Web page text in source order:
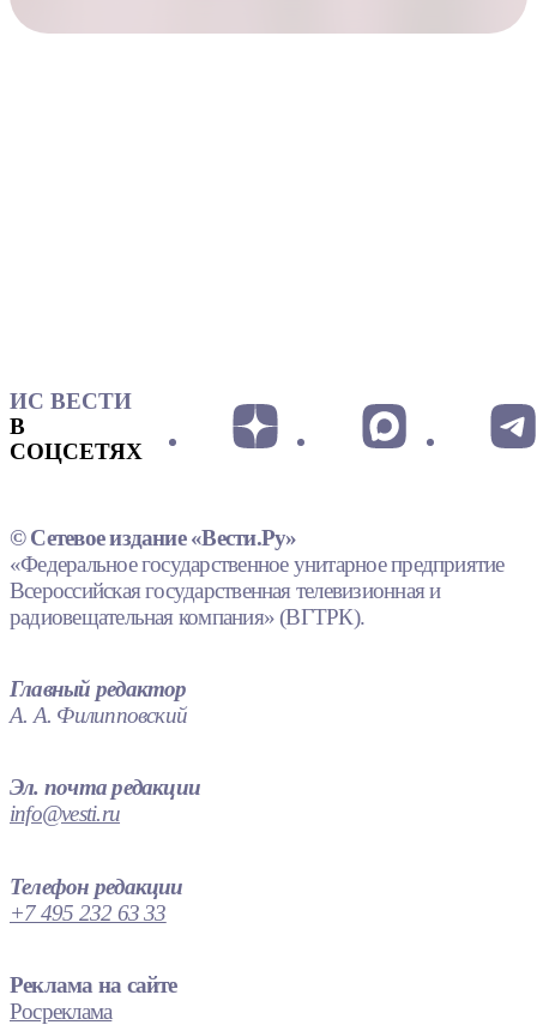
ИС ВЕСТИ
В
СОЦСЕТЯХ
© Сетевое издание «Вести.Ру»
«Федеральное государственное унитарное предприятие
Всероссийская государственная телевизионная и
радиовещательная компания» (ВГТРК).
Главный редактор
А. А. Филипповский
Эл. почта редакции
info@vesti.ru
Телефон редакции
+7 495 232 63 33
Реклама на сайте
Росреклама